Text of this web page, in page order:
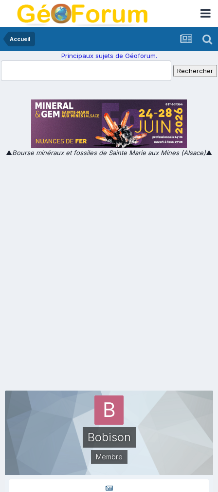
Accueil
Principaux sujets de Géoforum.
▲Bourse minéraux et fossiles de Sainte Marie aux Mines (Alsace)▲
Bobison
Membre